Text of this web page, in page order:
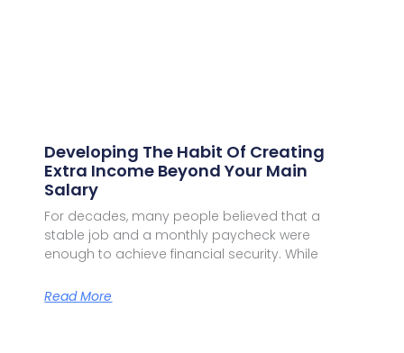
Developing The Habit Of Creating
Extra Income Beyond Your Main
Salary
For decades, many people believed that a
stable job and a monthly paycheck were
enough to achieve financial security. While
Read More